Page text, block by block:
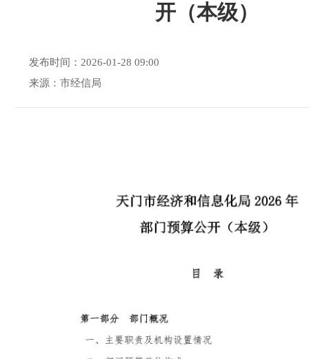
开（本级）
发布时间：2026-01-28 09:00
来源：市经信局